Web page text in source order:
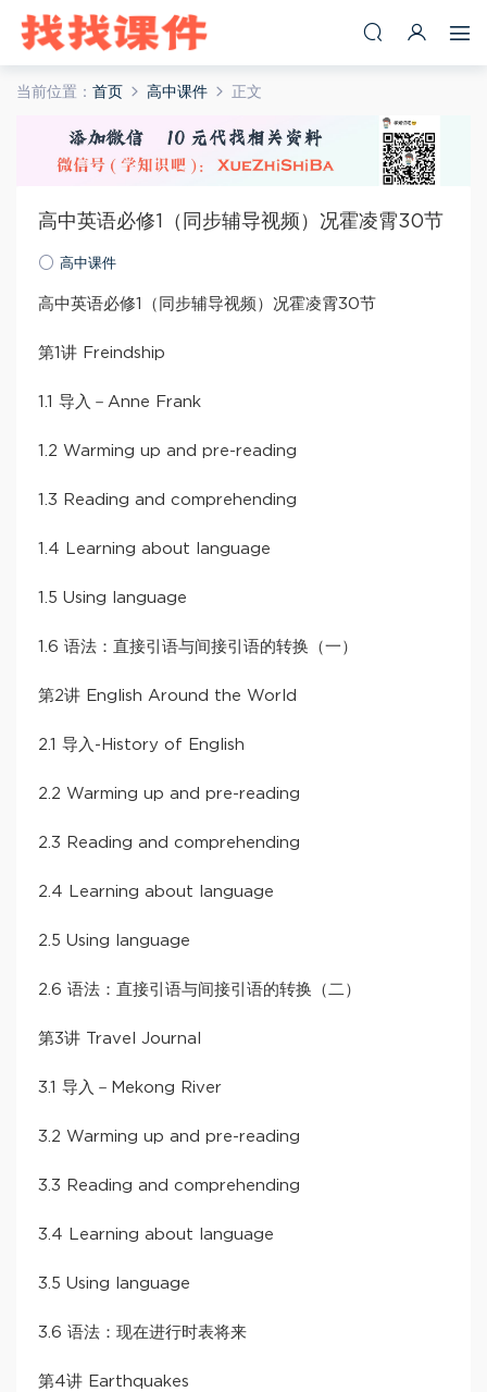
当前位置： 首页 高中课件 正文
高中英语必修1（同步辅导视频）况霍凌霄30节
高中课件
高中英语必修1（同步辅导视频）况霍凌霄30节
第1讲 Freindship
1.1 导入－Anne Frank
1.2 Warming up and pre-reading
1.3 Reading and comprehending
1.4 Learning about language
1.5 Using language
1.6 语法：直接引语与间接引语的转换（一）
第2讲 English Around the World
2.1 导入-History of English
2.2 Warming up and pre-reading
2.3 Reading and comprehending
2.4 Learning about language
2.5 Using language
2.6 语法：直接引语与间接引语的转换（二）
第3讲 Travel Journal
3.1 导入－Mekong River
3.2 Warming up and pre-reading
3.3 Reading and comprehending
3.4 Learning about language
3.5 Using language
3.6 语法：现在进行时表将来
第4讲 Earthquakes